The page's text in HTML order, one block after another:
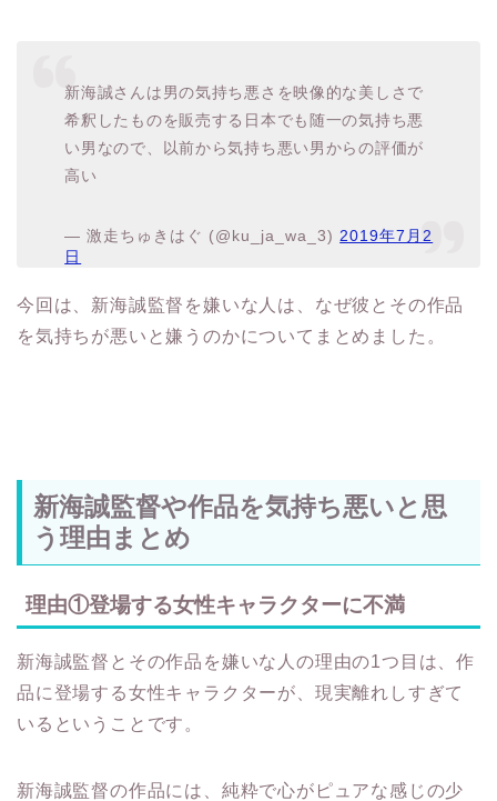
希釈したものを販売する日本でも随一の気持ち悪
い男なので、以前から気持ち悪い男からの評価が
高い
日
を気持ちが悪いと嫌うのかについてまとめました。
う理由まとめ
品に登場する女性キャラクターが、現実離れしすぎて
いるということです。